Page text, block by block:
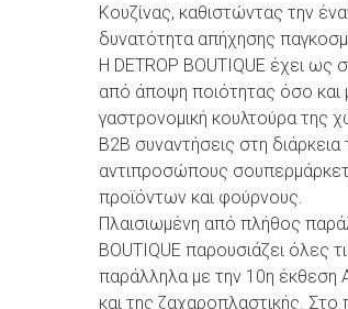
Κουζίνας, καθιστώντας την
δυνατότητα απήχησης
Η DETROP BOUTIQUE έχει ως
από άποψη ποιότητας όσο
γαστρονομική κουλτούρα της
Β2Β συναντήσεις στη
αντιπροσώπους
προϊόντων και φούρνους.
Πλαισιωμένη από πλήθος
BOUTIQUE παρουσιάζει όλες
παράλληλα με την 10η έκθεση
και της ζαχαροπλαστικής. Στο